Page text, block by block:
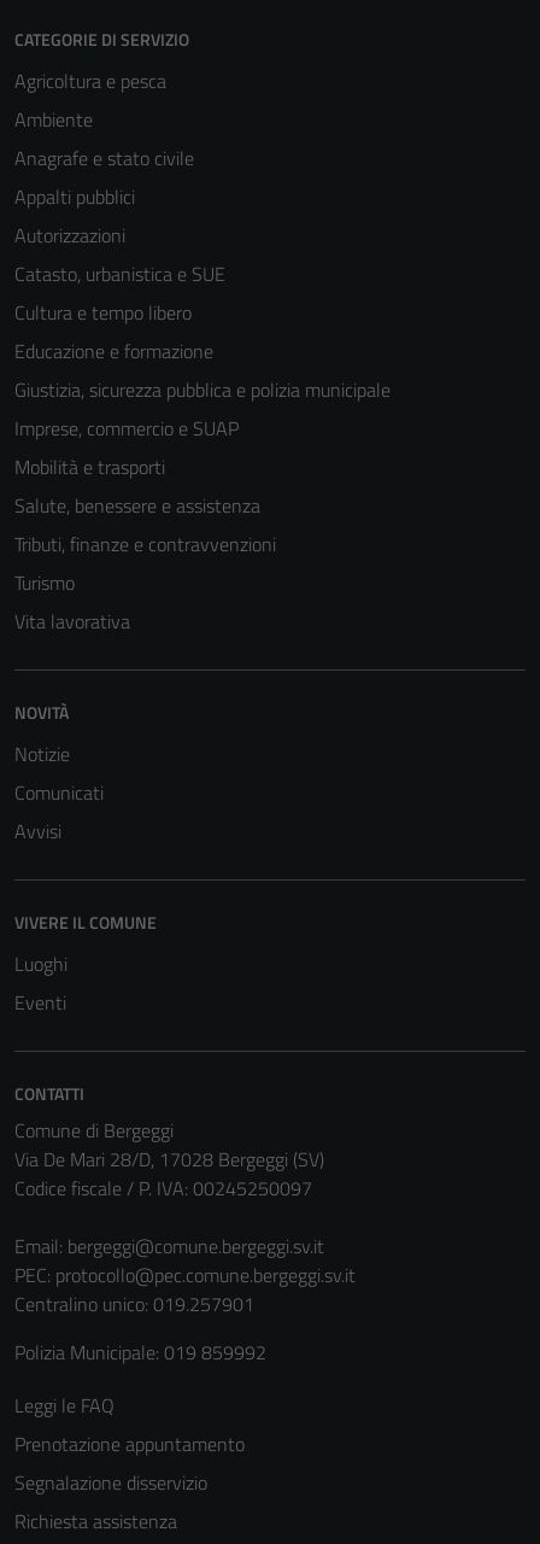
CATEGORIE DI SERVIZIO
Agricoltura e pesca
Ambiente
Anagrafe e stato civile
Appalti pubblici
Autorizzazioni
Catasto, urbanistica e SUE
Cultura e tempo libero
Educazione e formazione
Giustizia, sicurezza pubblica e polizia municipale
Imprese, commercio e SUAP
Mobilità e trasporti
Salute, benessere e assistenza
Tributi, finanze e contravvenzioni
Turismo
Vita lavorativa
NOVITÀ
Notizie
Comunicati
Avvisi
VIVERE IL COMUNE
Luoghi
Eventi
CONTATTI
Comune di Bergeggi
Via De Mari 28/D, 17028 Bergeggi (SV)
Codice fiscale / P. IVA: 00245250097
Email: bergeggi@comune.bergeggi.sv.it
PEC: protocollo@pec.comune.bergeggi.sv.it
Centralino unico: 019.257901
Polizia Municipale: 019 859992
Leggi le FAQ
Prenotazione appuntamento
Segnalazione disservizio
Richiesta assistenza
del sito e non
possono
disabilitati.
Questi cookie
non raccolgono